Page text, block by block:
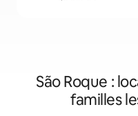
São Roque :
familles